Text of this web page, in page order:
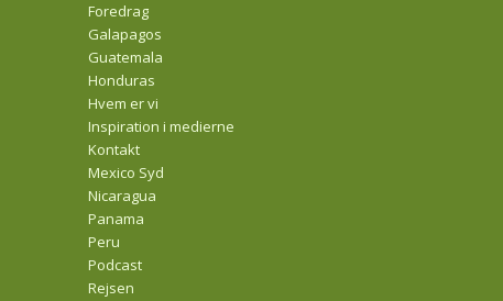
Foredrag
Galapagos
Guatemala
Honduras
Hvem er vi
Inspiration i medierne
Kontakt
Mexico Syd
Nicaragua
Panama
Peru
Podcast
Rejsen